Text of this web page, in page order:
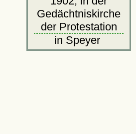
Gedächtniskirche
der Protestation
in Speyer